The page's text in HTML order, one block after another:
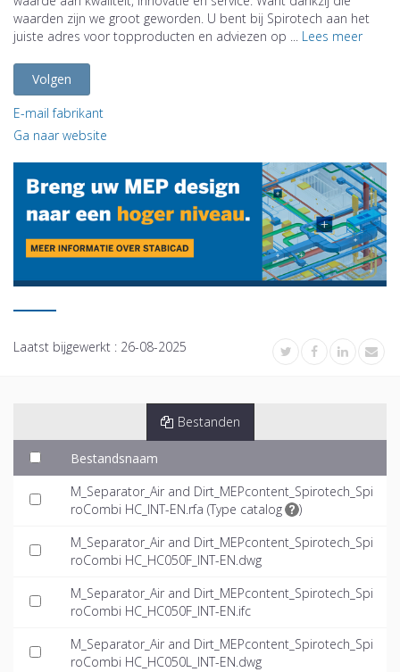
waarden zijn we groot geworden. U bent bij Spirotech aan het
juiste adres voor topproducten en adviezen op ... Lees meer
Volgen
E-mail fabrikant
Ga naar website
Laatst bijgewerkt : 26-08-2025
Bestanden
Bestandsnaam
M_Separator_Air and Dirt_MEPcontent_Spirotech_Spi
roCombi HC_INT-EN.rfa (Type catalog
)
M_Separator_Air and Dirt_MEPcontent_Spirotech_Spi
roCombi HC_HC050F_INT-EN.dwg
M_Separator_Air and Dirt_MEPcontent_Spirotech_Spi
roCombi HC_HC050F_INT-EN.ifc
M_Separator_Air and Dirt_MEPcontent_Spirotech_Spi
roCombi HC_HC050L_INT-EN.dwg